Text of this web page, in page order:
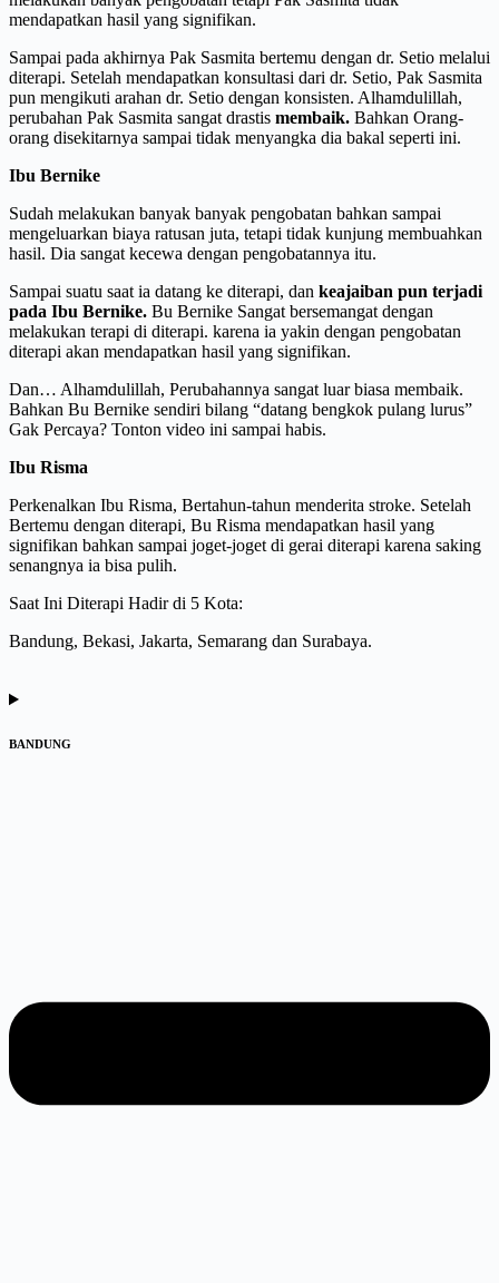
mendapatkan hasil yang signifikan.
Sampai pada akhirnya Pak Sasmita bertemu dengan dr. Setio melalui
diterapi. Setelah mendapatkan konsultasi dari dr. Setio, Pak Sasmita
pun mengikuti arahan dr. Setio dengan konsisten. Alhamdulillah,
perubahan Pak Sasmita sangat drastis membaik. Bahkan Orang-
orang disekitarnya sampai tidak menyangka dia bakal seperti ini.
Ibu Bernike
Sudah melakukan banyak banyak pengobatan bahkan sampai
mengeluarkan biaya ratusan juta, tetapi tidak kunjung membuahkan
hasil. Dia sangat kecewa dengan pengobatannya itu.
Sampai suatu saat ia datang ke diterapi, dan keajaiban pun terjadi
pada Ibu Bernike. Bu Bernike Sangat bersemangat dengan
melakukan terapi di diterapi. karena ia yakin dengan pengobatan
diterapi akan mendapatkan hasil yang signifikan.
Dan… Alhamdulillah, Perubahannya sangat luar biasa membaik.
Bahkan Bu Bernike sendiri bilang “datang bengkok pulang lurus”
Gak Percaya? Tonton video ini sampai habis.
Ibu Risma
Perkenalkan Ibu Risma, Bertahun-tahun menderita stroke. Setelah
Bertemu dengan diterapi, Bu Risma mendapatkan hasil yang
signifikan bahkan sampai joget-joget di gerai diterapi karena saking
senangnya ia bisa pulih.
Saat Ini Diterapi Hadir di 5 Kota:
Bandung, Bekasi, Jakarta, Semarang dan Surabaya.
BANDUNG